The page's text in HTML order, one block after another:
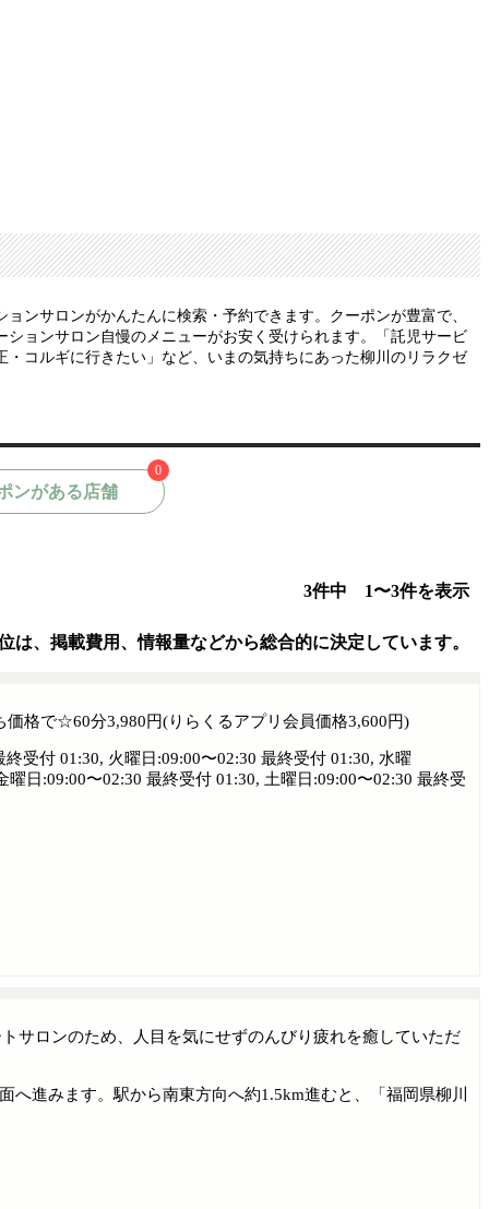
ンサロンがかんたんに検索・予約できます。クーポンが豊富で、
ョンサロン自慢のメニューがお安く受けられます。「託児サービ
コルギに行きたい」など、いまの気持ちにあった柳川のリラクゼ
ンがある店舗
0
3件中 1〜3件を表示
は、掲載費用、情報量などから総合的に決定しています。
格で☆60分3,980円(りらくるアプリ会員価格3,600円)
受付 01:30, 火曜日:09:00〜02:30 最終受付 01:30, 水曜
日:09:00〜02:30 最終受付 01:30, 土曜日:09:00〜02:30 最終受
サロンのため、人目を気にせずのんびり疲れを癒していただ
進みます。駅から南東方向へ約1.5km進むと、「福岡県柳川